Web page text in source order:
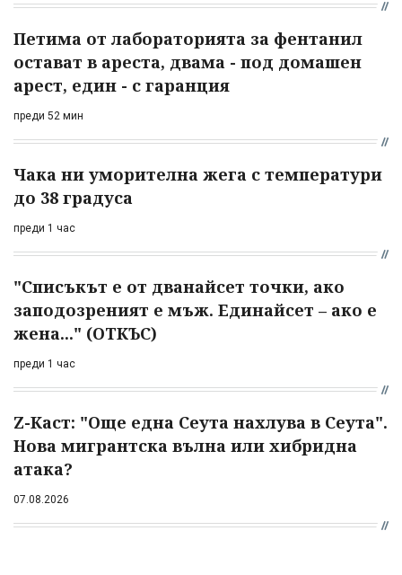
Петима от лабораторията за фентанил
остават в ареста, двама - под домашен
арест, един - с гаранция
преди 52 мин
Чака ни уморителна жега с температури
до 38 градуса
преди 1 час
"Списъкът е от дванайсет точки, ако
заподозреният е мъж. Единайсет – ако е
жена..." (ОТКЪС)
преди 1 час
Z-Каст: "Още една Сеута нахлува в Сеута".
Нова мигрантска вълна или хибридна
атака?
07.08.2026